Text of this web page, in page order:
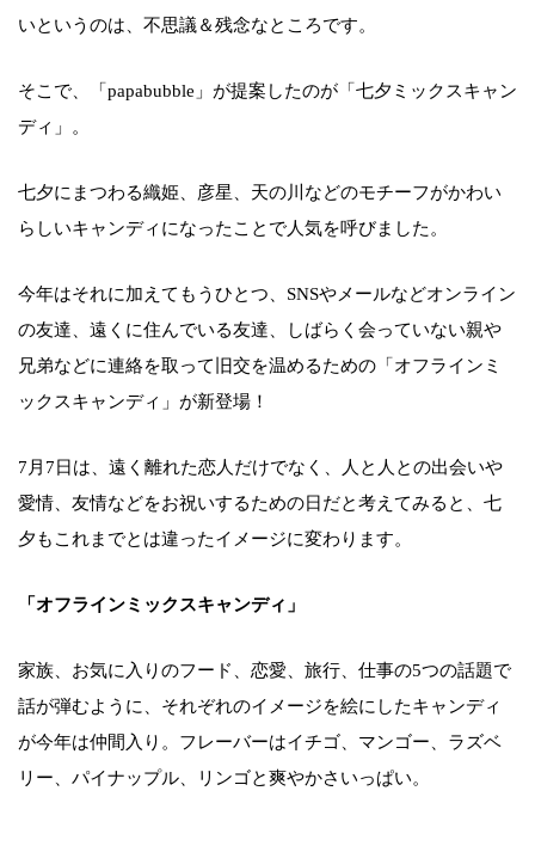
いというのは、不思議＆残念なところです。
そこで、「papabubble」が提案したのが「七夕ミックスキャン
ディ」。
七夕にまつわる織姫、彦星、天の川などのモチーフがかわい
らしいキャンディになったことで人気を呼びました。
今年はそれに加えてもうひとつ、SNSやメールなどオンライン
の友達、遠くに住んでいる友達、しばらく会っていない親や
兄弟などに連絡を取って旧交を温めるための「オフラインミ
ックスキャンディ」が新登場！
7月7日は、遠く離れた恋人だけでなく、人と人との出会いや
愛情、友情などをお祝いするための日だと考えてみると、七
夕もこれまでとは違ったイメージに変わります。
「オフラインミックスキャンディ」
家族、お気に入りのフード、恋愛、旅行、仕事の5つの話題で
話が弾むように、それぞれのイメージを絵にしたキャンディ
が今年は仲間入り。フレーバーはイチゴ、マンゴー、ラズベ
リー、パイナップル、リンゴと爽やかさいっぱい。